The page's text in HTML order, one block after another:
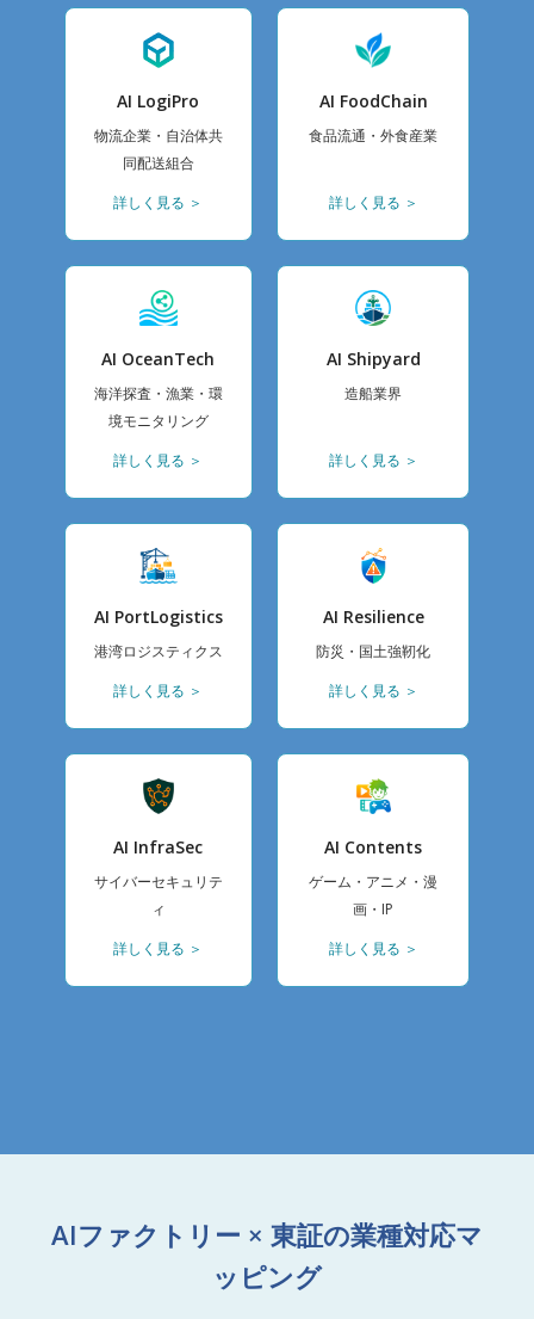
AI LogiPro
物流企業・自治体共
同配送組合
詳しく見る ＞
AI FoodChain
食品流通・外食産業
詳しく見る ＞
AI OceanTech
海洋探査・漁業・環
境モニタリング
詳しく見る ＞
AI Shipyard
造船業界
詳しく見る ＞
AI PortLogistics
港湾ロジスティクス
詳しく見る ＞
AI Resilience
防災・国土強靭化
詳しく見る ＞
AI InfraSec
サイバーセキュリテ
ィ
詳しく見る ＞
AI Contents
ゲーム・アニメ・漫
画・IP
詳しく見る ＞
AIファクトリー × 東証の業種対応マ
ッピング